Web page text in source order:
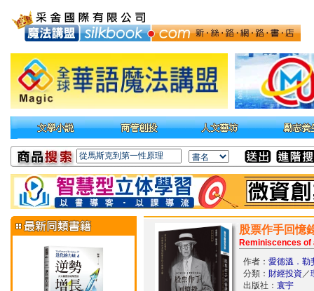
股票作手回憶
Reminiscences of
作者： 愛德溫．勒
分類： 財經投資／
出版社： 寰宇